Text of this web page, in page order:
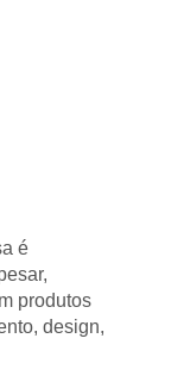
é
produtos
design,